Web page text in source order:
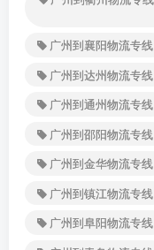
广州到襄阳物流专线
广州到达州物流专线
广州到通州物流专线
广州到邵阳物流专线
广州到金华物流专线
广州到镇江物流专线
广州到阜阳物流专线